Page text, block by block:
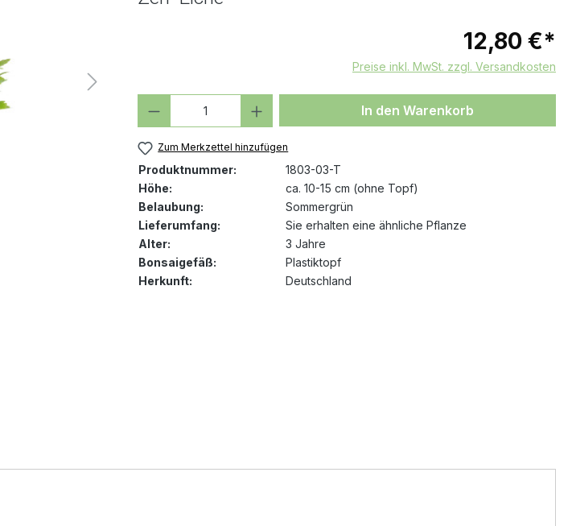
12,80 €*
Preise inkl. MwSt. zzgl. Versandkosten
Produkt Anzahl: Gib den gewünschten Wert
In den Warenkorb
Zum Merkzettel hinzufügen
Produktnummer:
1803-03-T
Höhe:
ca. 10-15 cm (ohne Topf)
Belaubung:
Sommergrün
Lieferumfang:
Sie erhalten eine ähnliche Pflanze
Alter:
3 Jahre
Bonsaigefäß:
Plastiktopf
Herkunft:
Deutschland